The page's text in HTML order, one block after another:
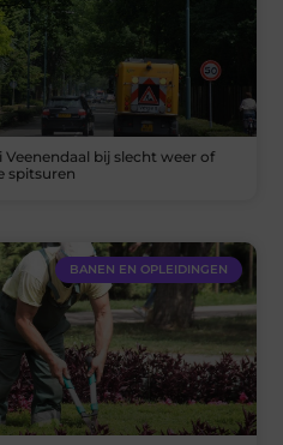
bij slecht weer of
spitsuren
BANEN EN OPLEIDINGEN